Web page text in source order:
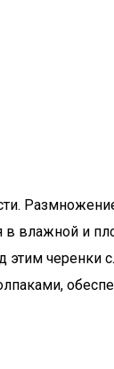
в влажной и
черенки